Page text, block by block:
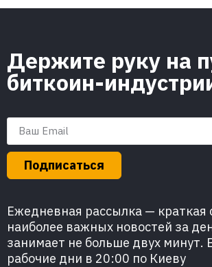
Держите руку на
биткоин-
Подписаться
Ежедневная рассылка — краткая
наиболее важных новостей за
занимает не больше двух минут.
рабочие дни в 20:00 по Киеву